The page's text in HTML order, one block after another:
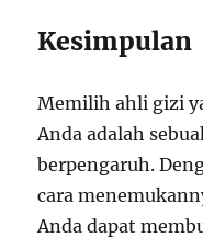
Kesimpulan
Memilih ahli gizi
Anda adalah
berpengaruh.
cara
Anda dapat